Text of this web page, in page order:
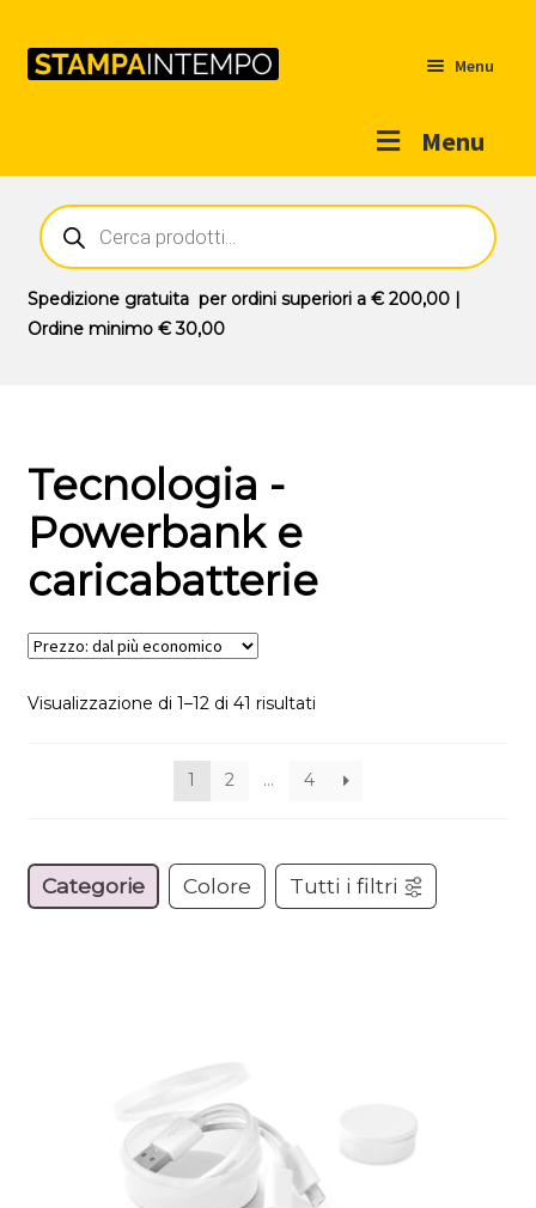
Menu
Menu
Outlet
Prodotti
Novità
Ricerca
prodotti
Spedizione gratuitaper ordini superiori a € 200,00|
Ordine minimo € 30,00
Tecnologia -
Powerbank e
caricabatterie
Visualizzazione di 1–12 di 41 risultati
1 2 … 4
Categorie Colore Tutti i filtri